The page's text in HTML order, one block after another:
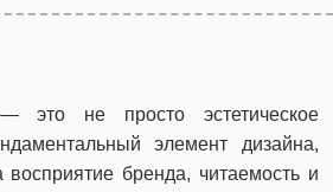
не просто эстетическое
элемент дизайна,
восприятие бренда, читаемость и